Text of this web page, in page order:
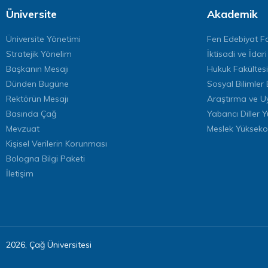
Üniversite
Üniversite Yönetimi
Stratejik Yönelim
Başkanın Mesajı
Dünden Bugüne
Rektörün Mesajı
Basında Çağ
Mevzuat
Kişisel Verilerin Korunması
Bologna Bilgi Paketi
İletişim
Akademik
Fen Edebiyat
İktisadi ve
Hukuk Fakültesi
Sosyal Bilimler
Araştırma ve
Yabancı Diller
Meslek
2026, Çağ Üniversitesi